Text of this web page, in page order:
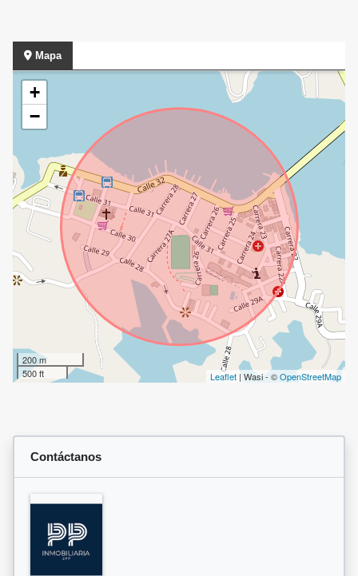
Mapa
+
−
200 m
500 ft
Leaflet | Wasi - ©OpenStreetMap
Contáctanos